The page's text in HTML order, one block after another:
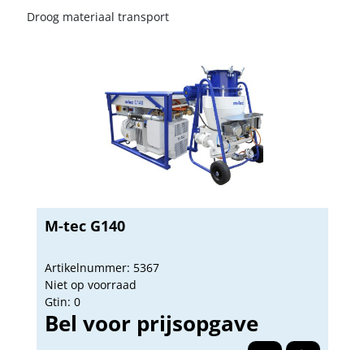
Droog materiaal transport
M-tec G140
Artikelnummer: 5367
Niet op voorraad
Gtin: 0
Bel voor prijsopgave